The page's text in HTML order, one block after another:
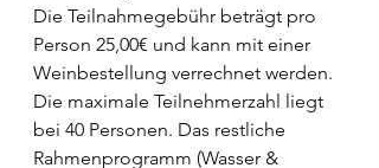
Die Teilnahmegebühr beträgt pro
Person 25,00€ und kann mit einer
Weinbestellung verrechnet werden.
Die maximale Teilnehmerzahl liegt
bei 40 Personen. Das restliche
Rahmenprogramm (Wasser &